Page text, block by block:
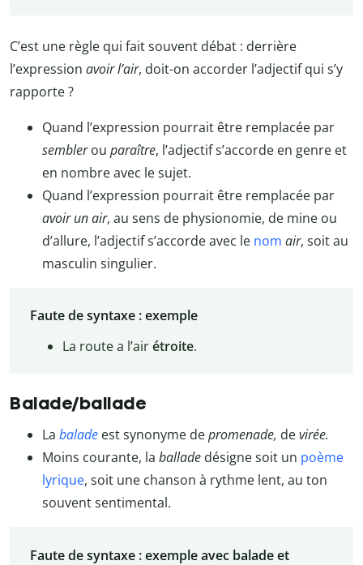
C’est une règle qui fait souvent débat : derrière
l’expression avoir l’air, doit-on accorder l’adjectif qui s’y
rapporte ?
Quand l’expression pourrait être remplacée par
semblerou paraître, l’adjectif s’accorde en genre et
en nombre avec le sujet.
Quand l’expression pourrait être remplacée par
avoir un air, au sens de physionomie, de mine ou
d’allure, l’adjectif s’accorde avec le nom air, soit au
masculin singulier.
Faute de syntaxe : exemple
La route a l’airétroite.
Balade/ballade
La balade est synonyme depromenade, devirée.
Moins courante, la ballade désigne soit un poème
lyrique, soit une chanson à rythme lent, au ton
souvent sentimental.
Faute de syntaxe : exemple avec balade et